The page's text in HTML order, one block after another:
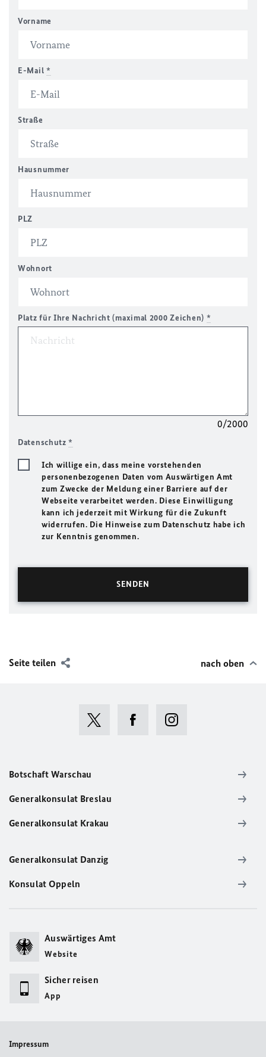
Vorname
E-Mail *
Straße
Hausnummer
PLZ
Wohnort
Platz für Ihre Nachricht (maximal 2000 Zeichen) *
0/2000
Datenschutz*
Ich willige ein, dass meine vorstehenden
personenbezogenen Daten vom Auswärtigen Amt
zum Zwecke der Meldung einer Barriere auf der
Webseite verarbeitet werden. Diese Einwilligung
kann ich jederzeit mit Wirkung für die Zukunft
widerrufen. Die Hinweise zum Datenschutz habe ich
zur Kenntnis genommen.
Seite teilen nach oben
Botschaft Warschau
Generalkonsulat Breslau
Generalkonsulat Krakau
Generalkonsulat Danzig
Konsulat Oppeln
Auswärtiges Amt
Website
Sicher reisen
App
Impressum